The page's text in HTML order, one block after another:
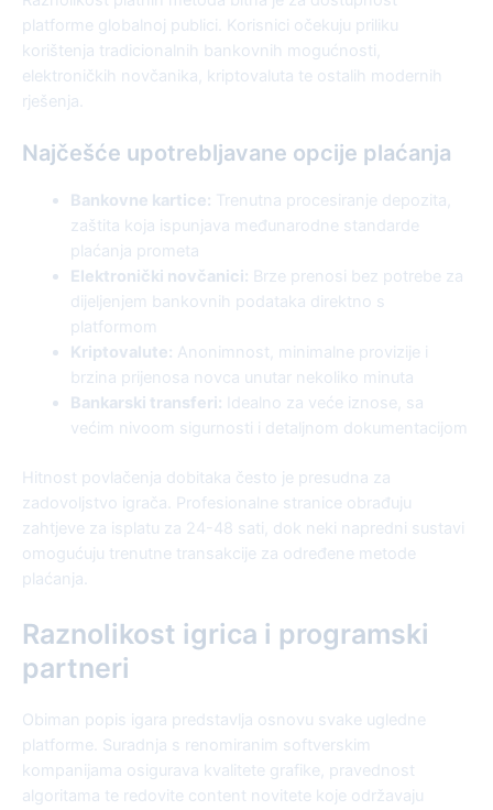
platforme globalnoj publici. Korisnici očekuju priliku
korištenja tradicionalnih bankovnih mogućnosti,
elektroničkih novčanika, kriptovaluta te ostalih modernih
rješenja.
Najčešće upotrebljavane opcije plaćanja
Bankovne kartice: Trenutna procesiranje depozita,
zaštita koja ispunjava međunarodne standarde
plaćanja prometa
Elektronički novčanici: Brze prenosi bez potrebe za
dijeljenjem bankovnih podataka direktno s
platformom
Kriptovalute: Anonimnost, minimalne provizije i
brzina prijenosa novca unutar nekoliko minuta
Bankarski transferi: Idealno za veće iznose, sa
većim nivoom sigurnosti i detaljnom dokumentacijom
Hitnost povlačenja dobitaka često je presudna za
zadovoljstvo igrača. Profesionalne stranice obrađuju
zahtjeve za isplatu za 24-48 sati, dok neki napredni sustavi
omogućuju trenutne transakcije za određene metode
plaćanja.
Raznolikost igrica i programski
partneri
Obiman popis igara predstavlja osnovu svake ugledne
platforme. Suradnja s renomiranim softverskim
kompanijama osigurava kvalitete grafike, pravednost
algoritama te redovite content novitete koje održavaju